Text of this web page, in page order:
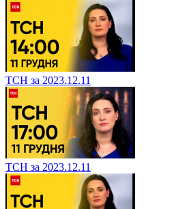
ТСН за 2023.12.11
ТСН за 2023.12.11